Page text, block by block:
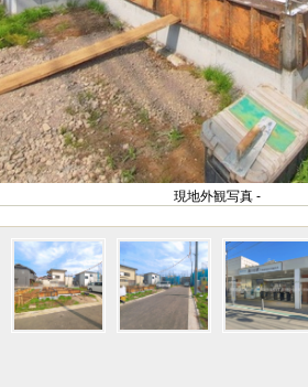
現地外観写真 -